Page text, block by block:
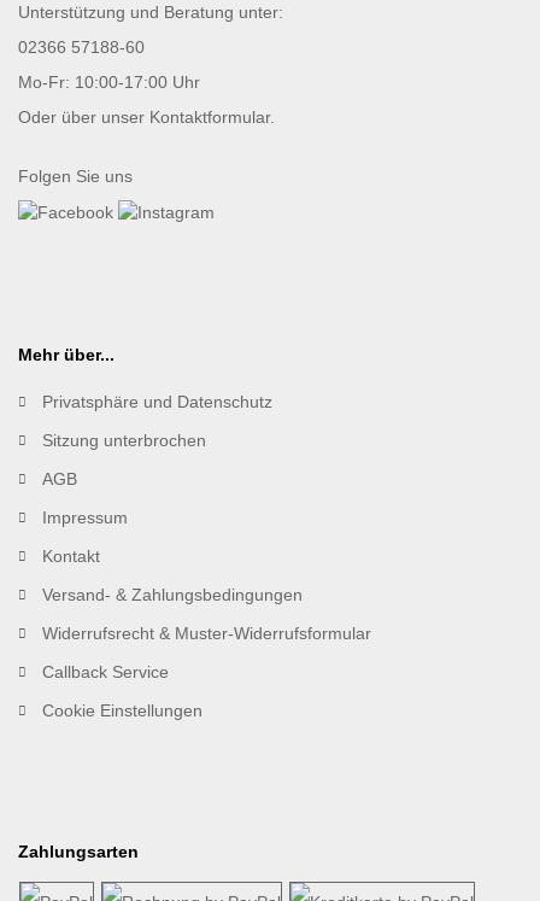
Unterstützung und Beratung unter:
02366 57188-60
Mo-Fr: 10:00-17:00 Uhr
Oder über unser Kontaktformular.
Folgen Sie uns
Mehr über...
Privatsphäre und Datenschutz
Sitzung unterbrochen
AGB
Impressum
Kontakt
Versand- & Zahlungsbedingungen
Widerrufsrecht & Muster-Widerrufsformular
Callback Service
Cookie Einstellungen
Zahlungsarten